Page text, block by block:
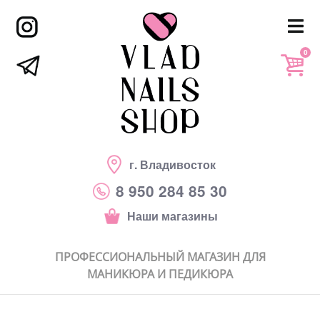
г. Владивосток
8 950 284 85 30
Наши магазины
0
ПРОФЕССИОНАЛЬНЫЙ МАГАЗИН ДЛЯ
МАНИКЮРА И ПЕДИКЮРА